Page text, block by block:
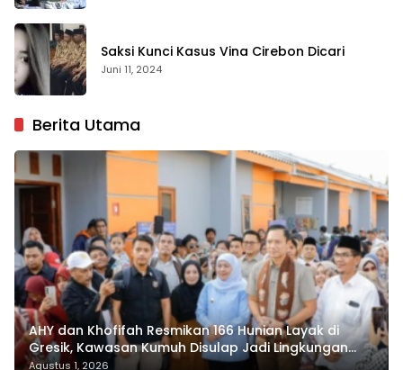
Saksi Kunci Kasus Vina Cirebon Dicari
Juni 11, 2024
Berita Utama
AHY dan Khofifah Resmikan 166 Hunian Layak di
Gresik, Kawasan Kumuh Disulap Jadi Lingkungan
ASRI
Agustus 1, 2026